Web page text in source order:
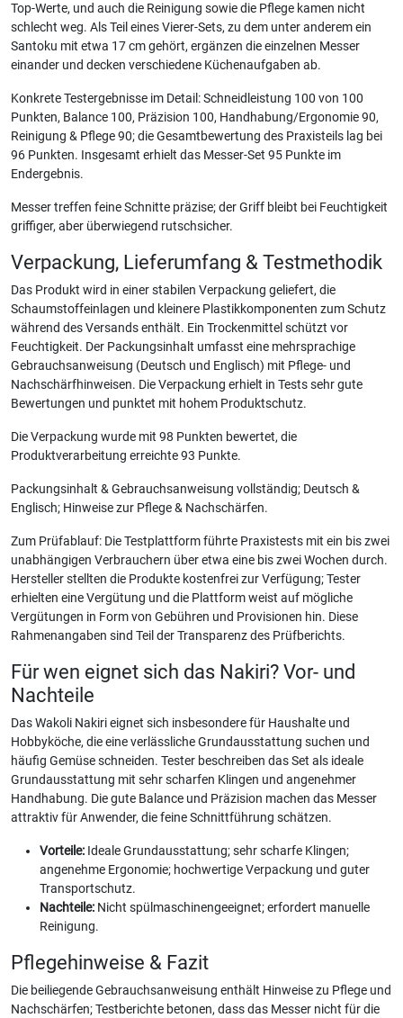
Top-Werte, und auch die Reinigung sowie die Pflege kamen nicht
schlecht weg. Als Teil eines Vierer-Sets, zu dem unter anderem ein
Santoku mit etwa 17 cm gehört, ergänzen die einzelnen Messer
einander und decken verschiedene Küchenaufgaben ab.
Konkrete Testergebnisse im Detail: Schneidleistung 100 von 100
Punkten, Balance 100, Präzision 100, Handhabung/Ergonomie 90,
Reinigung & Pflege 90; die Gesamtbewertung des Praxisteils lag bei
96 Punkten. Insgesamt erhielt das Messer-Set 95 Punkte im
Endergebnis.
Messer treffen feine Schnitte präzise; der Griff bleibt bei Feuchtigkeit
griffiger, aber überwiegend rutschsicher.
Verpackung, Lieferumfang & Testmethodik
Das Produkt wird in einer stabilen Verpackung geliefert, die
Schaumstoffeinlagen und kleinere Plastikkomponenten zum Schutz
während des Versands enthält. Ein Trockenmittel schützt vor
Feuchtigkeit. Der Packungsinhalt umfasst eine mehrsprachige
Gebrauchsanweisung (Deutsch und Englisch) mit Pflege- und
Nachschärfhinweisen. Die Verpackung erhielt in Tests sehr gute
Bewertungen und punktet mit hohem Produktschutz.
Die Verpackung wurde mit 98 Punkten bewertet, die
Produktverarbeitung erreichte 93 Punkte.
Packungsinhalt & Gebrauchsanweisung vollständig; Deutsch &
Englisch; Hinweise zur Pflege & Nachschärfen.
Zum Prüfablauf: Die Testplattform führte Praxistests mit ein bis zwei
unabhängigen Verbrauchern über etwa eine bis zwei Wochen durch.
Hersteller stellten die Produkte kostenfrei zur Verfügung; Tester
erhielten eine Vergütung und die Plattform weist auf mögliche
Vergütungen in Form von Gebühren und Provisionen hin. Diese
Rahmenangaben sind Teil der Transparenz des Prüfberichts.
Für wen eignet sich das Nakiri? Vor- und
Nachteile
Das Wakoli Nakiri eignet sich insbesondere für Haushalte und
Hobbyköche, die eine verlässliche Grundausstattung suchen und
häufig Gemüse schneiden. Tester beschreiben das Set als ideale
Grundausstattung mit sehr scharfen Klingen und angenehmer
Handhabung. Die gute Balance und Präzision machen das Messer
attraktiv für Anwender, die feine Schnittführung schätzen.
Vorteile: Ideale Grundausstattung; sehr scharfe Klingen;
angenehme Ergonomie; hochwertige Verpackung und guter
Transportschutz.
Nachteile: Nicht spülmaschinengeeignet; erfordert manuelle
Reinigung.
Pflegehinweise & Fazit
Die beiliegende Gebrauchsanweisung enthält Hinweise zu Pflege und
Nachschärfen; Testberichte betonen, dass das Messer nicht für die